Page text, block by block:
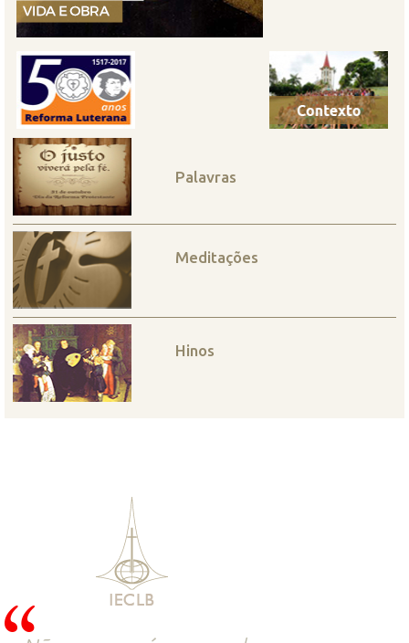
Palavras
Meditações
Hinos